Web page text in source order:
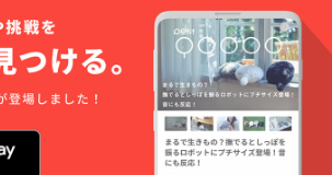
ら、煎
茶5種飲
み比べ
体験、
抹茶飲
み比べ
体験、
お茶ラ
ンチ ・